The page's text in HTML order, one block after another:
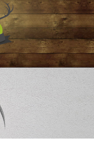
Jagdfieber |